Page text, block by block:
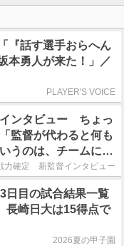
『話す選手おらへん
本勇人が来た！」／
PLAYER'S VOICE
ンタビュー ちょっ
監督が代わると何も
うのは、チームにと
なんです」
力確定 新監督インタビュー
3日目の試合結果一覧
長崎日大は15得点で
2026夏の甲子園